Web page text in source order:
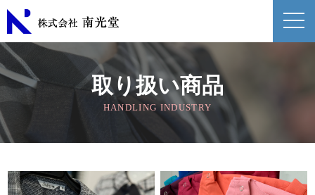
取り扱い商品
HANDLING INDUSTRY